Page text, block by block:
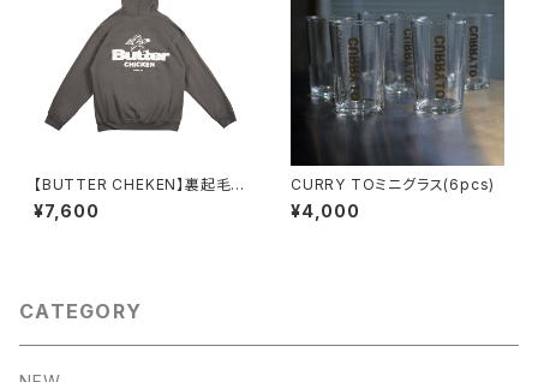
【BUTTER CHEKEN】裏起毛パ
ーカー（CHARCOAL）
¥7,600
CURRY TOミニグラス(6pcs)
¥4,000
CATEGORY